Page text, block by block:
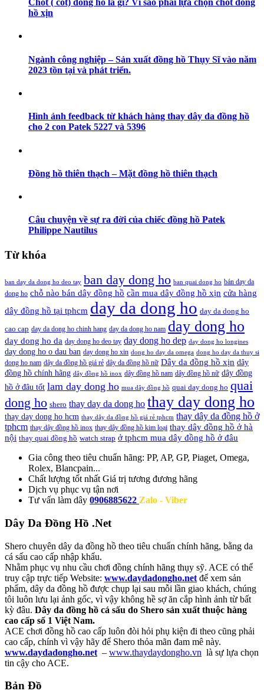
Chốt ( cốt) đồng hồ là gì? Vì sao phải lựa chọn chốt đồng
hồ xịn
Ngành công nghiệp – Sản xuất đồng hồ Thụy Sĩ vào năm
2023 tồn tại và phát triển.
Hình ảnh feedback từ khách hàng thay dây da đồng hồ
cho 2 con Patek 5227 và 5396
Đồng hồ thiên thạch – Mặt đồng hồ thiên thạch
Câu chuyện về sự ra đời của chiếc đồng hồ Patek
Philippe Nautilus
Từ khóa
ban day da dong ho deo tay ban day dong ho ban quai dong ho bán day da
dong ho chỗ nào bán dây đồng hồ cần mua dây đồng hồ xịn cửa hàng
dây đồng hồ tại tphcm day da dong ho day da dong ho
cao cap day da dong ho chinh hang day da dong ho nam day dong ho
day dong ho da day dong ho deo tay day dong ho dep day dong ho longines
day dong ho o dau ban day dong ho xin dong ho day da omega dong ho day da thuy si
dong ho nam dây da đồng hồ giá rẻ dây da đồng hồ nữ Dây da đồng hồ xịn dây
đồng hồ chính hãng dây đồng hồ inox dây đồng hồ nam dây đồng hồ nữ dây đồng
hồ ở đâu tốt lam day dong ho mua dây đồng hồ quai day dong ho quai
dong ho shero thay day da dong ho thay day dong ho
thay day dong ho hcm thay dây da đồng hồ giá rẻ tphcm thay dây da đồng hồ ở
tphcm thay dây đồng hồ inox thay dây đồng hồ kim loại thay dây đồng hồ ở hà
nội thay quai đồng hồ watch strap ở tphcm mua dây đồng hồ ở đâu
Gia công theo tiêu chuẩn hãng: PP, AP, GP, Piaget, Omega,
Rolex, Blancpain...
Chất lượng tốt nhất Giá trị tương đương hãng
Dịch vụ phục vụ tận nơi
Tư vấn làm dây 0906885622 Zalo - Viber
Dây Da Đồng Hồ .Net
Shero chuyên dây da đồng hồ theo tiêu chuẩn chính hãng, bằng da
cá sấu cao cấp nhập khẩu.
Nhằm phục vụ nhu cầu chơi đồng chính hãng thụy sỹ. ACE có thể
truy cập trực tiếp Website: www.daydadongho.net để xem sản
phẩm, dây da đồng hồ được chụp lại sau mỗi lần giao khách, chúng
tôi luôn lưu lại ảnh gốc, vì vậy không hề sợ ăn cắp hình ảnh từ bất
kỳ đâu. Dây da đồng hồ cá sấu do Shero sản xuất thuộc hàng
cao cấp số 1 Việt Nam.
ACE chơi đồng hồ cao cấp luôn đòi hỏi phụ kiện đi theo cũng phải
cao cấp, chính vì vậy hãy để Shero thỏa mãn đam mê này.
www.daydadongho.net – www.thaydaydongho.vn là sự lựa chọn
tin cậy cho ACE.
Bản Đồ